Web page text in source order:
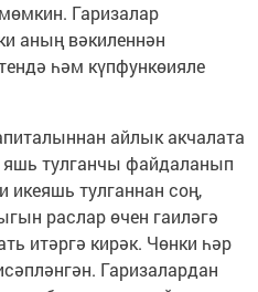
Гаризалар
аның вәкиленнән
һәм күпфункөияле
айлык акчалата
яшь тулганчы файдаланып
икеяшь тулганнан соң,
раслар өчен гаиләгә
итәргә кирәк. Чөнки һәр
Гаризалардан